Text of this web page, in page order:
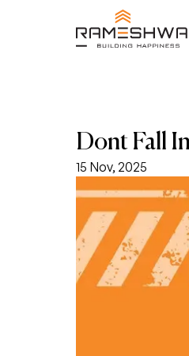
Dont Fall
15 Nov, 2025